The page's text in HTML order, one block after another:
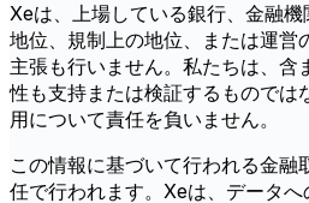
Xeは、上場している銀行、金融
地位、規制上の地位、または運営
主張も行いません。私たちは、含
性も支持または検証するものでは
用について責任を負いません。
この情報に基づいて行われる金融
任で行われます。Xeは、データ